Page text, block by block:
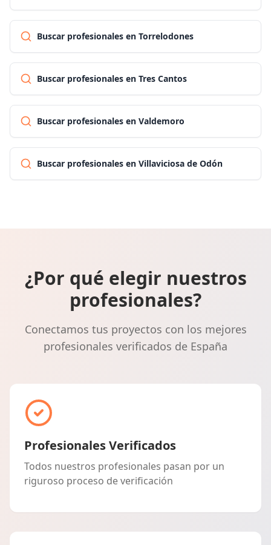
Buscar profesionales en Torrelodones
Buscar profesionales en Tres Cantos
Buscar profesionales en Valdemoro
Buscar profesionales en Villaviciosa de Odón
¿Por qué elegir nuestros
profesionales?
Conectamos tus proyectos con los mejores
profesionales verificados de España
Profesionales Verificados
Todos nuestros profesionales pasan por un
riguroso proceso de verificación